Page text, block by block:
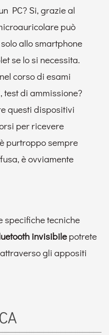
PC? Si, grazie al
può
allo smartphone
se lo si necessita.
corso di esami
test di ammissione?
questi dispositivi
per ricevere
purtroppo sempre
è ovviamente
specifiche tecniche
invisibilepotrete
gli appositi